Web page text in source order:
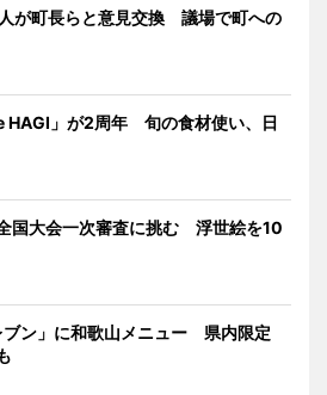
人が町長らと意見交換 議場で町への
HAGI」が2周年 旬の食材使い、日
国大会一次審査に挑む 浮世絵を10
ン」に和歌山メニュー 県内限定